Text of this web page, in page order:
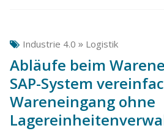
Industrie 4.0 » Logistik
Abläufe beim
SAP-System
Wareneingang ohne